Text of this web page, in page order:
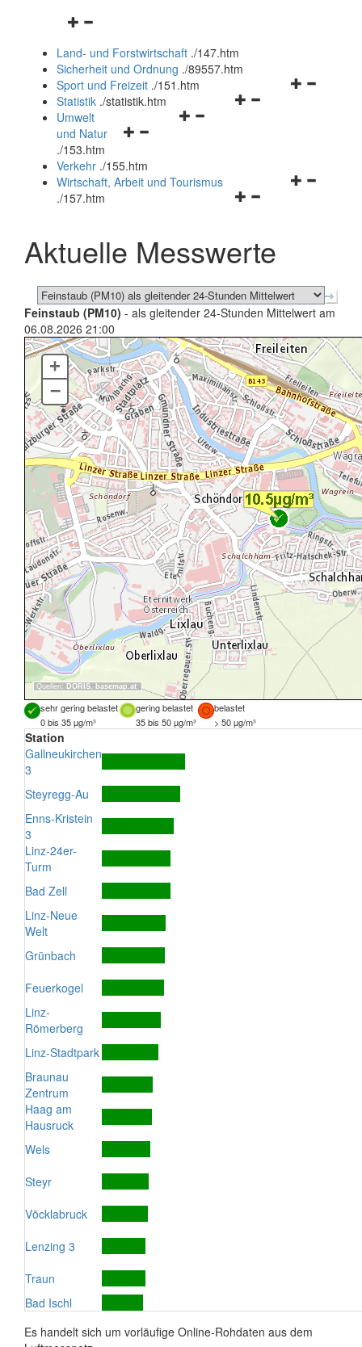
Navigationsmenü
und
schließen
Land- und Forstwirtschaft ./147.htm
Sicherheit und Ordnung ./89557.htm
Navigationsmenü
Sport und Freizeit ./151.htm
Navigationsmenü
Statistik ./statistik.htm
Navigationsmenü
und
schließen
Umwelt
und Natur
./153.htm
Verkehr ./155.htm
Navigationsmenü
schließen
Wirtschaft, Arbeit und Tourismus
./157.htm
Aktuelle Messwerte
Feinstaub (PM10) - als gleitender 24-Stunden Mittelwert am
06.08.2026 21:00
Quellen: DORIS, basemap.at
+
–
sehr gering belastet gering belastet
belastet
0 bis 35 µg/m³
35 bis 50 µg/m³ > 50 µg/m³
Station
Gallneukirchen
3
Steyregg-Au
Enns-Kristein
3
Linz-24er-
Turm
Bad Zell
Linz-Neue
Welt
Grünbach
Feuerkogel
Linz-
Römerberg
Linz-Stadtpark
Braunau
Zentrum
Haag am
Hausruck
Wels
Steyr
Vöcklabruck
Lenzing 3
Traun
Bad Ischl
Es handelt sich um vorläufige Online-Rohdaten aus dem